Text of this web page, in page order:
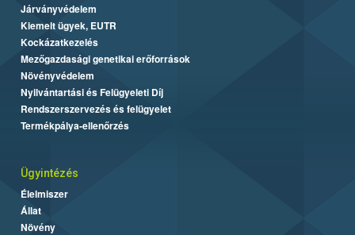
Járványvédelem
Kiemelt ügyek, EUTR
Kockázatkezelés
Mezőgazdasági genetikai erőforrások
Növényvédelem
Nyilvántartási és Felügyeleti Díj
Rendszerszervezés és felügyelet
Termékpálya-ellenőrzés
Ügyintézés
Élelmiszer
Állat
Növény